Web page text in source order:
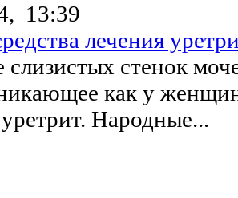
13:39
лечения
стенок
как у
Народные...